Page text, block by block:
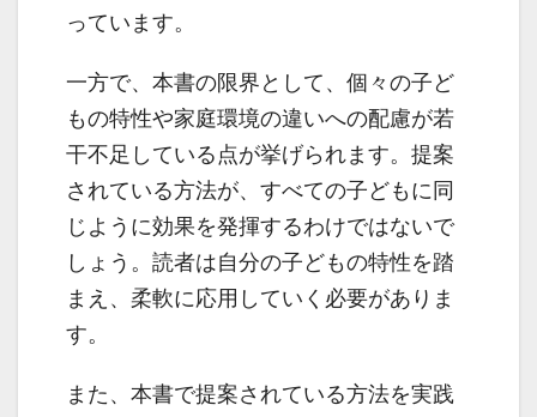
っています。
一方で、本書の限界として、個々の子ど
もの特性や家庭環境の違いへの配慮が若
干不足している点が挙げられます。提案
されている方法が、すべての子どもに同
じように効果を発揮するわけではないで
しょう。読者は自分の子どもの特性を踏
まえ、柔軟に応用していく必要がありま
す。
また、本書で提案されている方法を実践